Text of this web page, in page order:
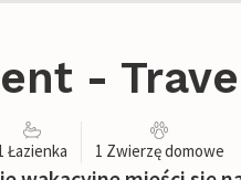
-
Łazienka 1 Zwierzę domowe